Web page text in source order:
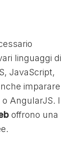
linguaggi di
JavaScript,
imparare
AngularJS. I
offrono una